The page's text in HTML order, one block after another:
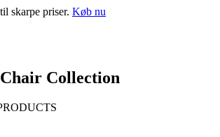
skarpe priser. Køb nu
Collection